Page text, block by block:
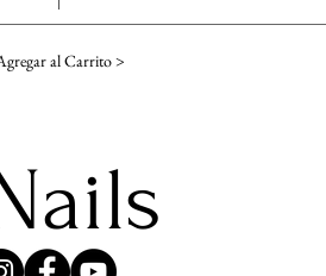
al Carrito >